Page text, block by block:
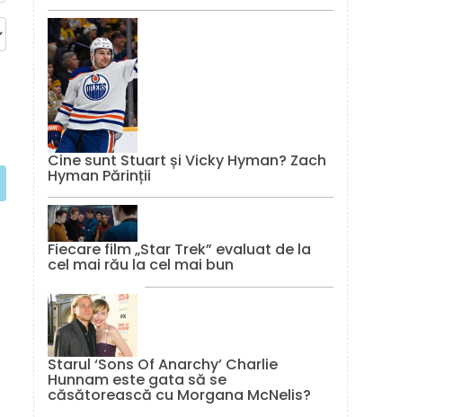
Cine sunt Stuart și Vicky Hyman? Zach
Hyman Părinții
Fiecare film „Star Trek” evaluat de la
cel mai rău la cel mai bun
Starul ‘Sons Of Anarchy’ Charlie
Hunnam este gata să se
căsătorească cu Morgana McNelis?